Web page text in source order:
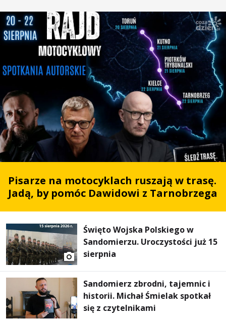
Pisarze na motocyklach ruszają w trasę.
Jadą, by pomóc Dawidowi z Tarnobrzega
Święto Wojska Polskiego w
Sandomierzu. Uroczystości już 15
sierpnia
Sandomierz zbrodni, tajemnic i
historii. Michał Śmielak spotkał
się z czytelnikami